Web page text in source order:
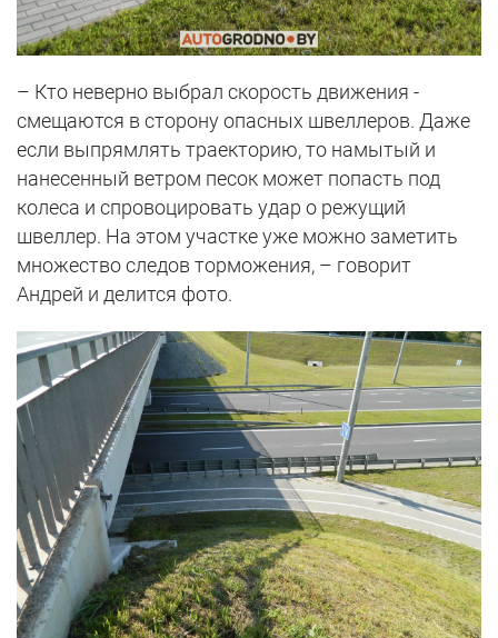
– Кто неверно выбрал скорость движения -
смещаются в сторону опасных швеллеров. Даже
если выпрямлять траекторию, то намытый и
нанесенный ветром песок может попасть под
колеса и спровоцировать удар о режущий
швеллер. На этом участке уже можно заметить
множество следов торможения, – говорит
Андрей и делится фото.